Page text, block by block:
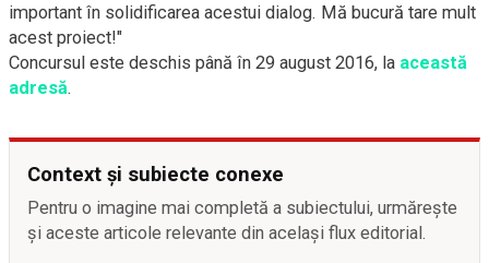
important în solidificarea acestui dialog. Mă bucură tare mult
acest proiect!"
Concursul este deschis până în 29 august 2016, la această
adresă.
Context și subiecte conexe
Pentru o imagine mai completă a subiectului, urmărește
și aceste articole relevante din același flux editorial.